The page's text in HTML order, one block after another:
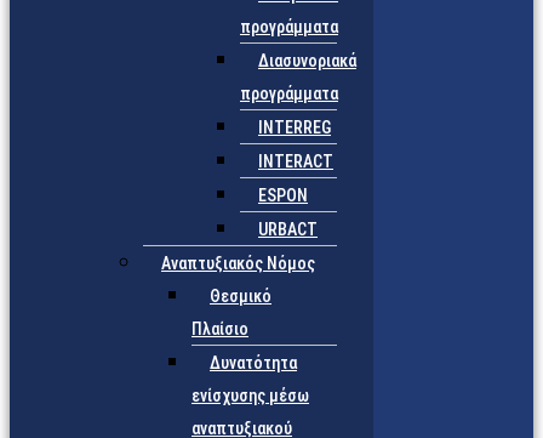
προγράμματα
Διασυνοριακά
προγράμματα
INTERREG
INTERACT
ESPON
URBACT
Αναπτυξιακός Νόμος
Θεσμικό
Πλαίσιο
Δυνατότητα
ενίσχυσης μέσω
αναπτυξιακού